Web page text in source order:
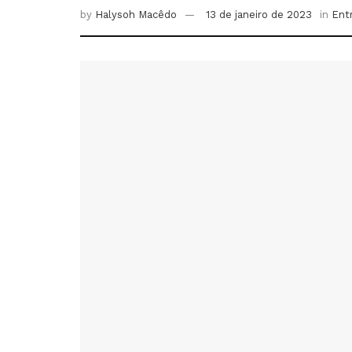
by Halysoh Macêdo 13 de janeiro de 2023 in